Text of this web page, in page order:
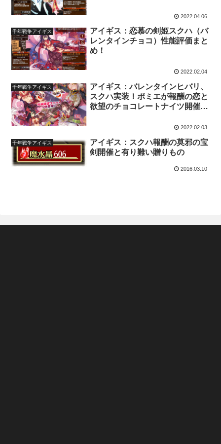
2022.04.06
千年戦争アイギス
アイギス：恋慕の剣姫スクハ（バ
レンタインチョコ）性能評価まと
め！
2022.02.04
千年戦争アイギス
アイギス：バレンタインヒバリ、
スクハ実装！ポミエが報酬の恋と
欲望のチョコレートナイツ開催開
2022.02.03
千年戦争アイギス
アイギス：スクハ報酬の莫邪の宝
剣開催と有り難い贈りもの
2016.03.10